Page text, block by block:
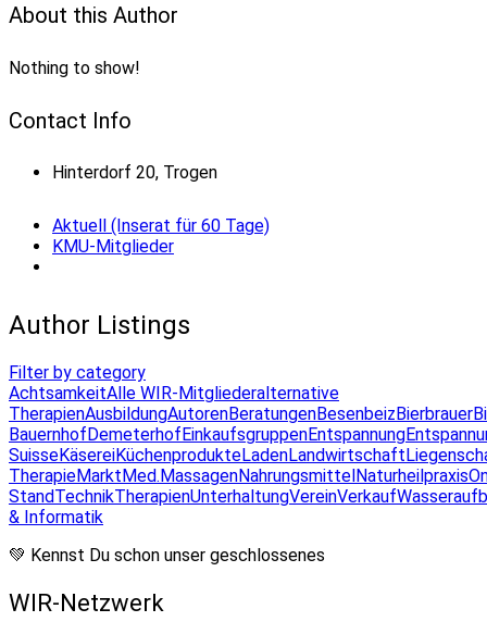
About this Author
Nothing to show!
Contact Info
Hinterdorf 20, Trogen
Aktuell (Inserat für 60 Tage)
KMU-Mitglieder
Author Listings
Filter by category
AchtsamkeitAlle WIR-Mitgliederalternative
TherapienAusbildungAutorenBeratungenBesenbeizBierbrauer
BauernhofDemeterhofEinkaufsgruppenEntspannung
SuisseKäsereiKüchenprodukteLadenLandwirtschaft
TherapieMarktMed.MassagenNahrungsmittelNaturheilpraxis
StandTechnikTherapienUnterhaltungVereinVerkauf
& Informatik
💚 Kennst Du schon unser geschlossenes
WIR-Netzwerk